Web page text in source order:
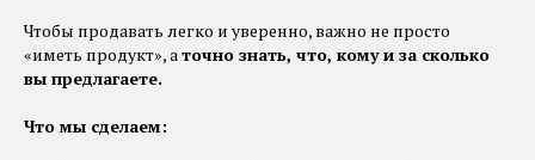
Чтобы продавать легко и уверенно, важно не просто
«иметь продукт», аточно знать, что, кому и за сколько
вы предлагаете.
Что мы сделаем: